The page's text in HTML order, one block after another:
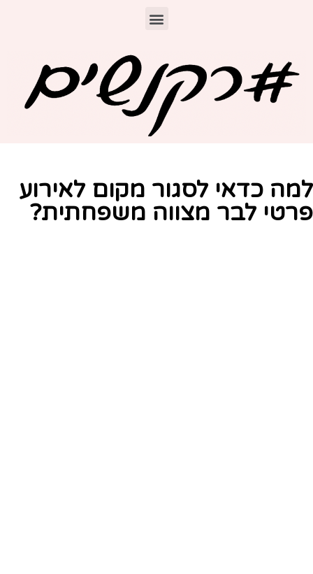
כדאי לסגור מקום לאירוע
לבר מצווה משפחתית?